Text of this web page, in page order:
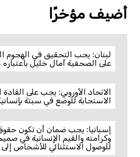
أضيف مؤخرًا
لبنان: يجب التحقيق في الهجوم
على الصحفية آمال خليل
الاتحاد الأوروبي: يجب على القادة
الاستجابة للوضع في سبتة
إسبانيا: يجب ضمان أن تكون
وكرامته والقيم الإنسانية في
للوصول الاستثنائي للأشخاص